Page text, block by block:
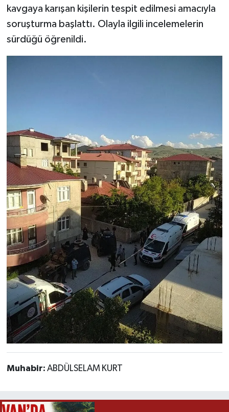
kavgaya karışan kişilerin tespit edilmesi amacıyla
soruşturma başlattı. Olayla ilgili incelemelerin
sürdüğü öğrenildi.
Muhabir: ABDÜLSELAM KURT